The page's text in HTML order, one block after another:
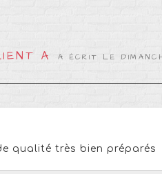
A A ÉCRIT LE
qualité très bien préparés